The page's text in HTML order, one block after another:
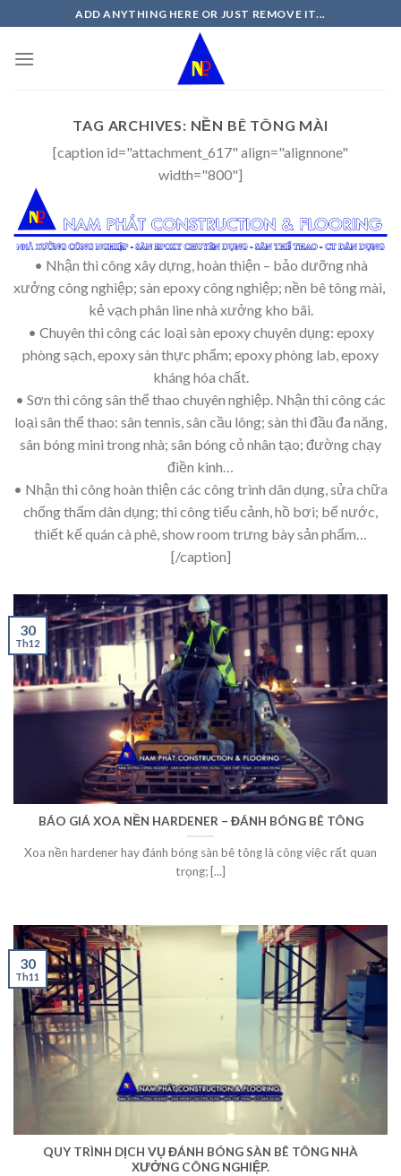
to
content
ADD ANYTHING HERE OR JUST REMOVE IT...
TAG ARCHIVES: NỀN BÊ TÔNG MÀI
[caption id="attachment_617" align="alignnone"
width="800"]
• Nhận thi công xây dựng, hoàn thiện – bảo dưỡng nhà
xưởng công nghiệp; sàn epoxy công nghiệp; nền bê tông mài,
kẻ vạch phân line nhà xưởng kho bãi.
• Chuyên thi công các loại sàn epoxy chuyên dụng: epoxy
phòng sạch, epoxy sàn thực phẩm; epoxy phòng lab, epoxy
kháng hóa chất.
• Sơn thi công sân thể thao chuyên nghiệp. Nhận thi công các
loại sân thể thao: sân tennis, sân cầu lông; sàn thi đầu đa năng,
sân bóng mini trong nhà; sân bóng cỏ nhân tạo; đường chạy
điền kinh…
• Nhận thi công hoàn thiện các công trình dân dụng, sửa chữa
chống thấm dân dụng; thi công tiểu cảnh, hồ bơi; bể nước,
thiết kế quán cà phê, show room trưng bày sản phẩm…
[/caption]
BÁO GIÁ XOA NỀN HARDENER – ĐÁNH BÓNG BÊ TÔNG
Xoa nền hardener hay đánh bóng sàn bê tông là công việc rất quan
trọng; [...]
30
Th12
QUY TRÌNH DỊCH VỤ ĐÁNH BÓNG SÀN BÊ TÔNG NHÀ
XƯỞNG CÔNG NGHIỆP.
30
Th11